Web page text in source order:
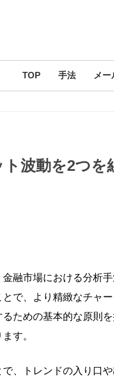
TOP 手法 メー
波動を2つを
融市場における分析
で、より精緻なチャ
ための基本的な原則
す。
、トレンドの入り口